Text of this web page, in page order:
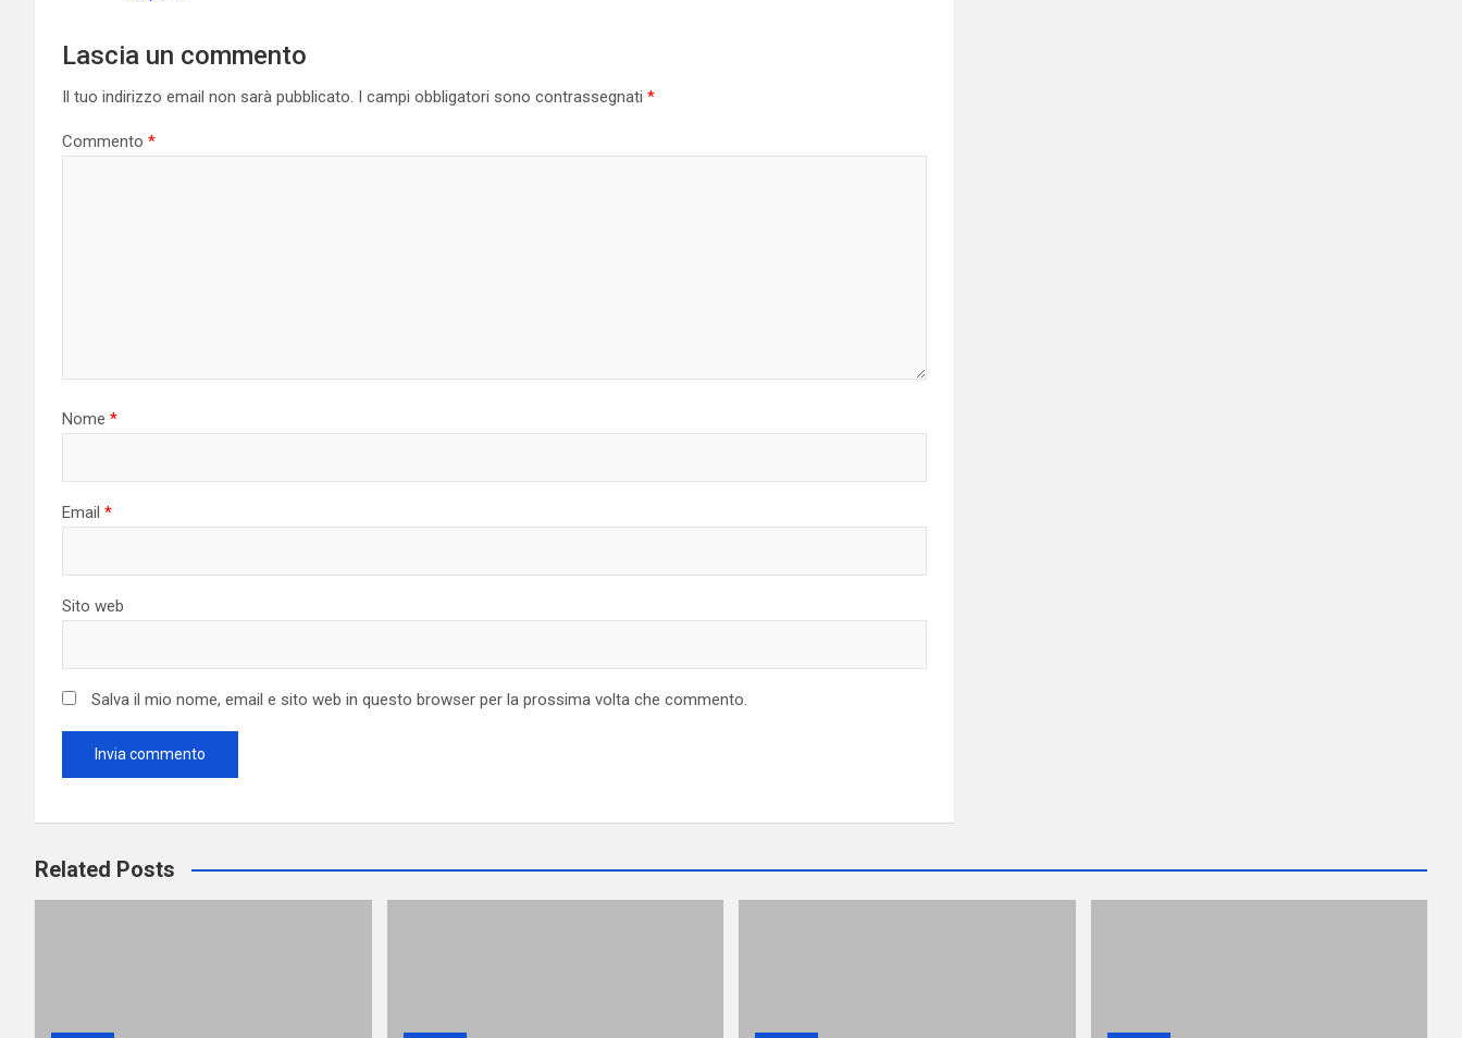
Lascia un commento
Il tuo indirizzo email non sarà pubblicato. I campi obbligatori sono contrassegnati *
Commento *
Nome *
Email *
Sito web
Salva il mio nome, email e sito web in questo browser per la prossima volta che commento.
Related Posts